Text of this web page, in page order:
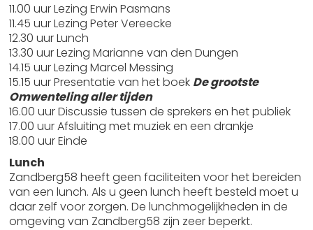
11.00 uur Lezing Erwin Pasmans
11.45 uur Lezing Peter Vereecke
12.30 uur Lunch
13.30 uur Lezing Marianne van den Dungen
14.15 uur Lezing Marcel Messing
15.15 uur Presentatie van het boek De grootste
Omwenteling aller tijden
16.00 uur Discussie tussen de sprekers en het publiek
17.00 uur Afsluiting met muziek en een drankje
18.00 uur Einde
Lunch
Zandberg58 heeft geen faciliteiten voor het bereiden
van een lunch. Als u geen lunch heeft besteld moet u
daar zelf voor zorgen. De lunchmogelijkheden in de
omgeving van Zandberg58 zijn zeer beperkt.